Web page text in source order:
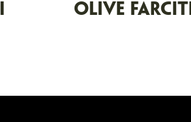
OLIVE